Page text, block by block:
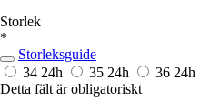
Storlek
*
Storleksguide
34 24h 35 24h 36 24h
Detta fält är obligatoriskt